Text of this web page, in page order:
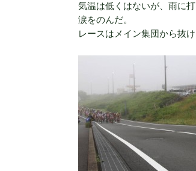
気温は低くはないが、雨に
涙をのんだ。
レースはメイン集団から抜